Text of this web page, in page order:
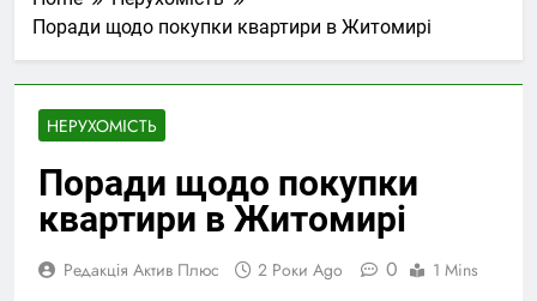
Поради щодо покупки квартири в Житомирі
НЕРУХОМІСТЬ
Поради щодо покупки
квартири в Житомирі
Редакція Актив Плюс 2 Роки Ago 0 1 Mins